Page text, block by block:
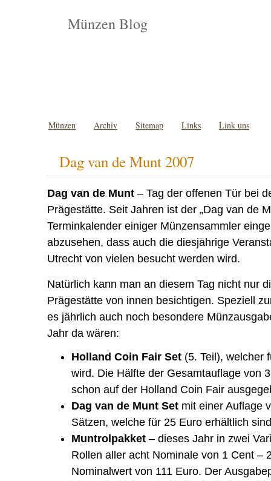
Münzen Blog
Münzen Archiv Sitemap Links Link uns
Dag van de Munt 2007
Dag van de Munt – Tag der offenen Tür bei
Prägestätte. Seit Jahren ist der „Dag van de
Terminkalender einiger Münzensammler
abzusehen, dass auch die diesjährige
Utrecht von vielen besucht werden wird.
Natürlich kann man an diesem Tag nicht nur
Prägestätte von innen besichtigen. Speziell
es jährlich auch noch besondere
Jahr da wären:
Holland Coin Fair Set (5. Teil), welcher
wird. Die Hälfte der Gesamtauflage von
schon auf der Holland Coin Fair
Dag van de Munt Set mit einer Auflage
Sätzen, welche für 25 Euro erhältlich
Muntrolpakket – dieses Jahr in zwei
Rollen aller acht Nominale von 1 Cent –
Nominalwert von 111 Euro. Der